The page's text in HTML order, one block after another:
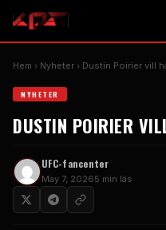
Hem Nyheter Dustin Poirier vill
NYHETER
DUSTIN POIRIER
UFC-fancenter
May 7, 20265 min läs